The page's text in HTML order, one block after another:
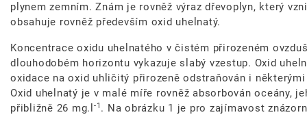
plynem zemním. Znám je rovněž výraz dřevoplyn, který
obsahuje rovněž především oxid uhelnatý.
Koncentrace oxidu uhelnatého v čistém přirozeném
dlouhodobém horizontu vykazuje slabý vzestup. Oxid
oxidace na oxid uhličitý přirozeně odstraňován i
Oxid uhelnatý je v malé míře rovněž absorbován oceány,
přibližně 26 mg.l -1 . Na obrázku 1 je pro zajímavost